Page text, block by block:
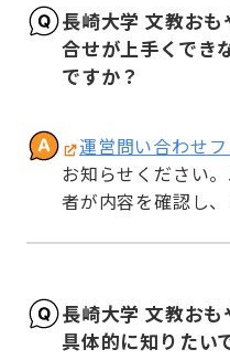
長崎大学 文教お
合せが上手くでき
ですか？
運営問い合わせ
お知らせください
者が内容を確認し、
長崎大学 文教お
具体的に知りたい